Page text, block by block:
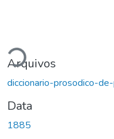
Arquivos
diccionario-prosodico-
Data
1885